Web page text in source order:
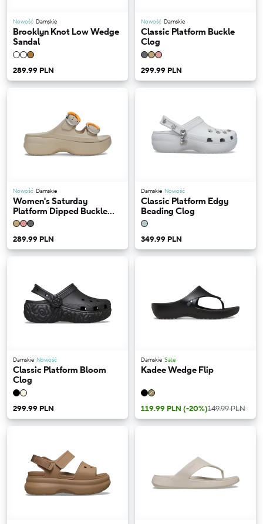
Nowość Damskie
Brooklyn Knot Low Wedge
Sandal
289.99 PLN
Nowość Damskie
Classic Platform Buckle
Clog
299.99 PLN
Nowość Damskie
Women's Saturday
Platform Dipped Buckle
Sandal
289.99 PLN
Damskie Nowość
Classic Platform Edgy
Beading Clog
349.99 PLN
Damskie Nowość
Classic Platform Bloom
Clog
299.99 PLN
Damskie Sale
Kadee Wedge Flip
119.99 PLN (-20%)149.99 PLN